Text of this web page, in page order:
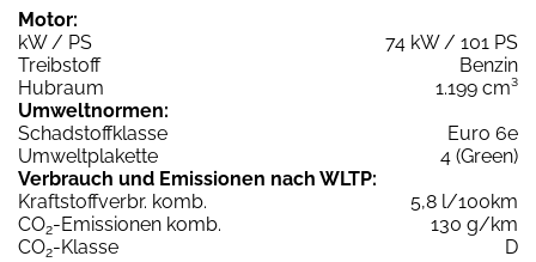
Motor:
kW / PS
74 kW / 101 PS
Treibstoff
Benzin
Hubraum
1.199 cm³
Umweltnormen:
Schadstoffklasse
Euro 6e
Umweltplakette
4 (Green)
Verbrauch und Emissionen nach WLTP:
Kraftstoffverbr. komb.
5,8 l/100km
CO2-Emissionen komb.
130 g/km
CO2-Klasse
D